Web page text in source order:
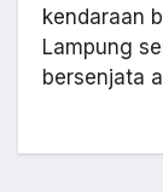
kendaraan
Lampung
bersenjata